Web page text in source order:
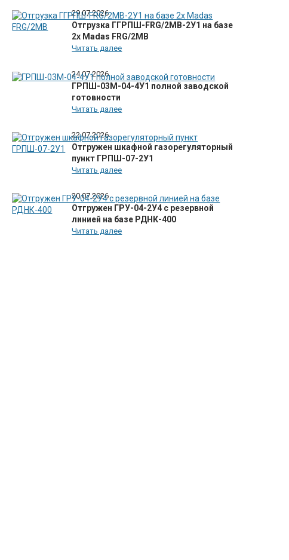
29.07.2026
Отгрузка ГГРПШ-FRG/2MB-2У1 на базе
2х Madas FRG/2MB
Читать далее
24.07.2026
ГРПШ-03М-04-4У1 полной заводской
готовности
Читать далее
22.07.2026
Отгружен шкафной газорегуляторный
пункт ГРПШ-07-2У1
Читать далее
20.07.2026
Отгружен ГРУ-04-2У4 с резервной
линией на базе РДНК-400
Читать далее